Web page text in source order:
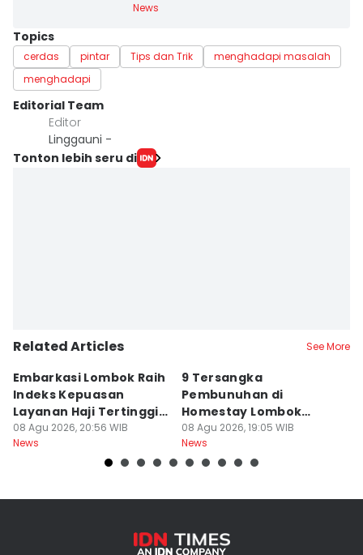
News
Topics
cerdas pintar Tips dan Trik
menghadapi masalah
menghadapi
Editorial Team
Editor
Linggauni -
Tonton lebih seru di
Related Articles See More
Embarkasi Lombok Raih
Indeks Kepuasan
Layanan Haji Tertinggi
Nasional
08 Agu 2026, 20:56 WIB
News
9 Tersangka
Pembunuhan di
Homestay Lombok
Barat Dilimpahkan ke
Jaksa
08 Agu 2026, 19:05 WIB
News